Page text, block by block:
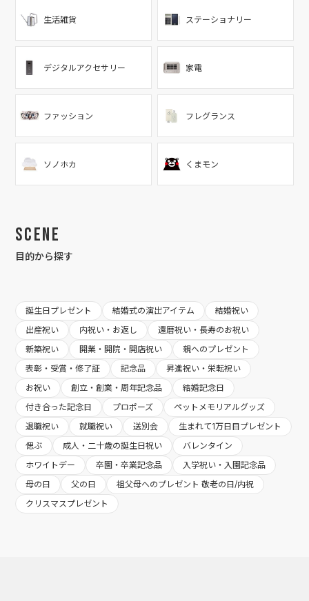
生活雑貨 ステーショナリー
デジタルアクセサリー 家電
ファッション フレグランス
ソノホカ くまモン
Scene
目的から探す
誕生日プレゼント 結婚式の演出アイテム
結婚祝い
出産祝い
内祝い・お返し
還暦祝い・長寿のお祝い
新築祝い
開業・開院・開店祝い
親へのプレゼント
表彰・受賞・修了証
記念品
昇進祝い・栄転祝い
お祝い
創立・創業・周年記念品
結婚記念日
付き合った記念日
プロポーズ
ペットメモリアルグッズ
退職祝い
就職祝い 送別会
生まれて1万日目プレゼント
偲ぶ
成人・二十歳の誕生日祝い
バレンタイン
ホワイトデー
卒園・卒業記念品
入学祝い・入園記念品
母の日
父の日
祖父母へのプレゼント 敬老の日/内祝
クリスマスプレゼント